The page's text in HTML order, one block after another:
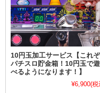
10円玉加工サービス【これぞ
パチスロ貯金箱！10円玉で遊
べるようになります！】
¥6,900(税